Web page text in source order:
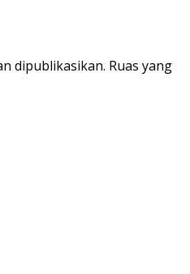
dipublikasikan. Ruas yang